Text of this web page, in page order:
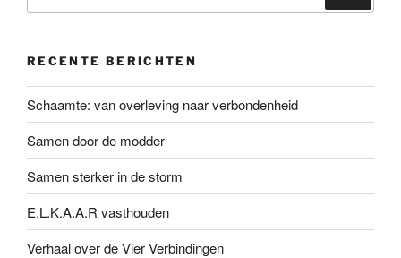
RECENTE BERICHTEN
Schaamte: van overleving naar verbondenheid
Samen door de modder
Samen sterker in de storm
E.L.K.A.A.R vasthouden
Verhaal over de Vier Verbindingen